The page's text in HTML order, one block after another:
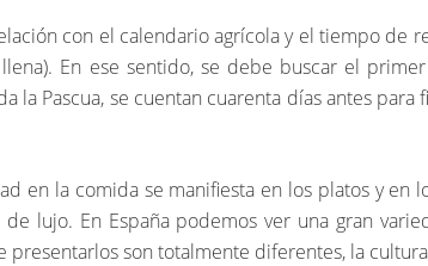
con el calendario agrícola y el tiempo de
En ese sentido, se debe buscar el
la Pascua, se cuentan cuarenta días antes
en la comida se manifiesta en los platos y en
lujo. En España podemos ver una gran
presentarlos son totalmente diferentes, la